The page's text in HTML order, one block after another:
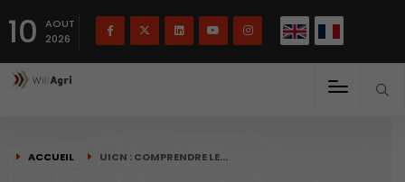
10
AOUT
2026
ACCUEIL UICN : COMPRENDRE LE…
Français English(English)